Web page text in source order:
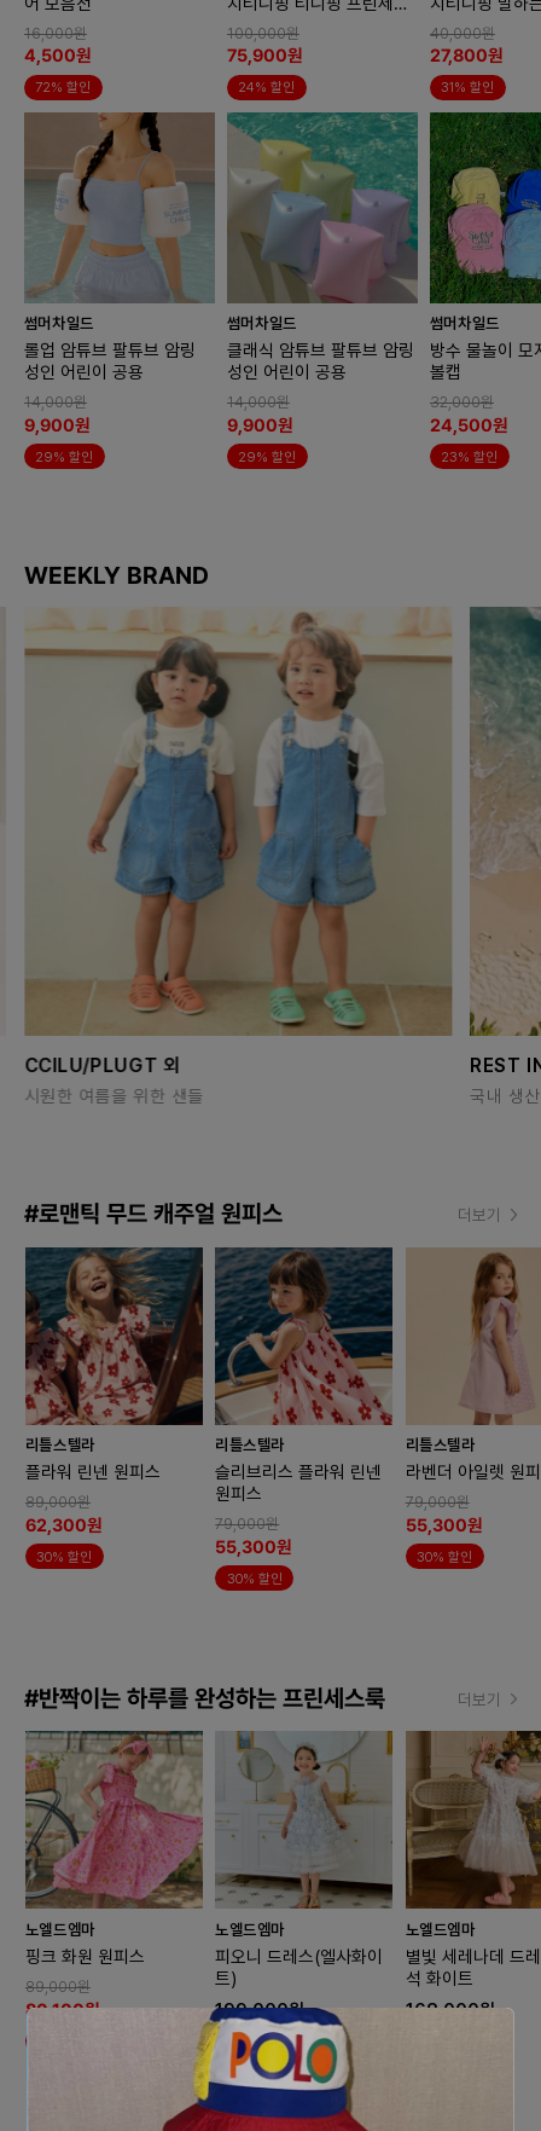
16,000원
4,500원
72% 할인
하우스
100,000원
75,900원
24% 할인
아름핑
40,000원
27,800원
31% 할인
썸머차일드
롤업 암튜브 팔튜브 암링
성인 어린이 공용
14,000원
9,900원
29% 할인
썸머차일드
클래식 암튜브 팔튜브 암링
성인 어린이 공용
14,000원
9,900원
29% 할인
썸머차일드
방수 물놀이 모
볼캡
32,000원
24,500원
23% 할인
WEEKLY BRAND
CCILU/PLUGT 외
시원한 여름을 위한 샌들
REST
국내 생
#로맨틱 무드 캐주얼 원피스 더보기
리틀스텔라
플라워 린넨 원피스
89,000원
62,300원
30% 할인
리틀스텔라
슬리브리스 플라워 린넨
원피스
79,000원
55,300원
30% 할인
리틀스텔라
라벤더 아일렛 원
79,000원
55,300원
30% 할인
#반짝이는 하루를 완성하는 프린세스룩 더보기
노엘드엠마
핑크 화원 원피스
89,000원
80,100원
노엘드엠마
피오니 드레스(엘사화이
트)
199,000원
노엘드엠마
별빛 세레나데 드
석 화이트
168,000원